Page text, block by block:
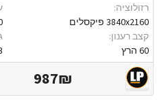
רזולוציה:
3840x2160 פיקסלים
קצב רענון:
60 הרץ
987₪